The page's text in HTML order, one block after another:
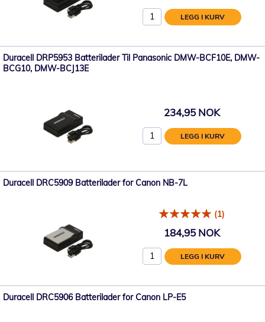
LEGG I KURV
Duracell DRP5953 Batterilader Til Panasonic DMW-BCF10E, DMW-
BCG10, DMW-BCJ13E
234,95 NOK
LEGG I KURV
Duracell DRC5909 Batterilader for Canon NB-7L
(1)
184,95 NOK
LEGG I KURV
Duracell DRC5906 Batterilader for Canon LP-E5